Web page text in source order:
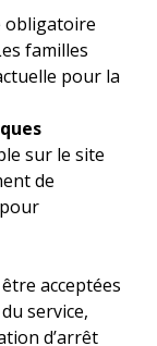
obligatoire
familles
pour la
sur le site
de
acceptées
service,
d’arrêt